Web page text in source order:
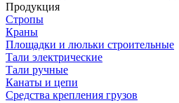
Продукция
Стропы
Краны
Площадки и люльки строительные
Тали электрические
Тали ручные
Канаты и цепи
Средства крепления грузов